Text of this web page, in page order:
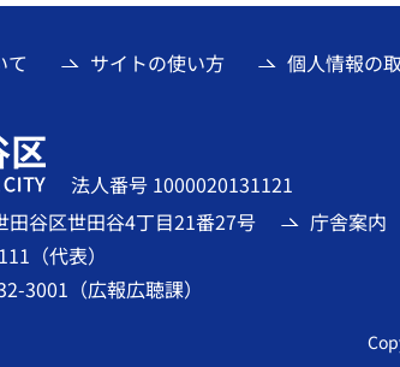
て サイトの使い方 個人情報の
法人番号 1000020131121
田谷区世田谷4丁目21番27号
（代表）
3001（広報広聴課）
庁舎案内